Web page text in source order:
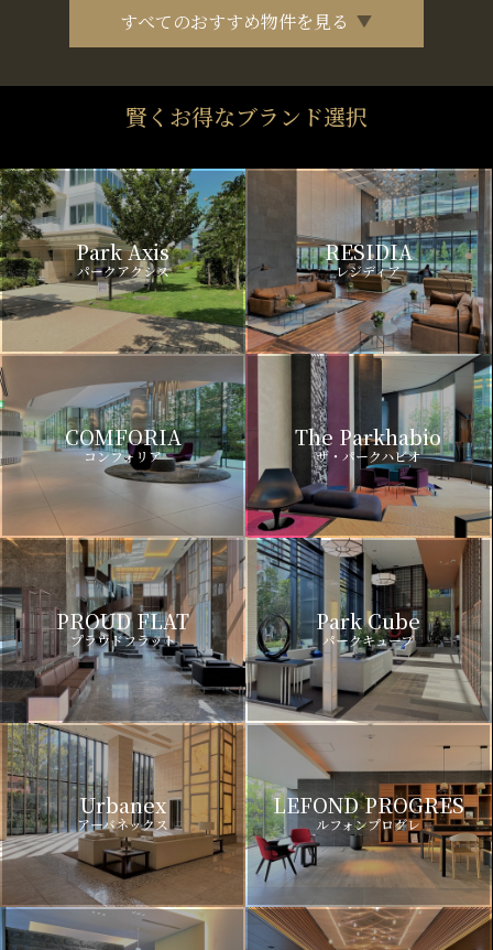
すべてのおすすめ物件を見る
賢くお得なブランド選択
Park Axis
パークアクシス
RESIDIA
レジディア
COMFORIA
コンフォリア
The Parkhabio
ザ・パークハビオ
PROUD FLAT
プラウドフラット
Park Cube
パークキューブ
Urbanex
アーバネックス
LEFOND PROGRES
ルフォンプログレ